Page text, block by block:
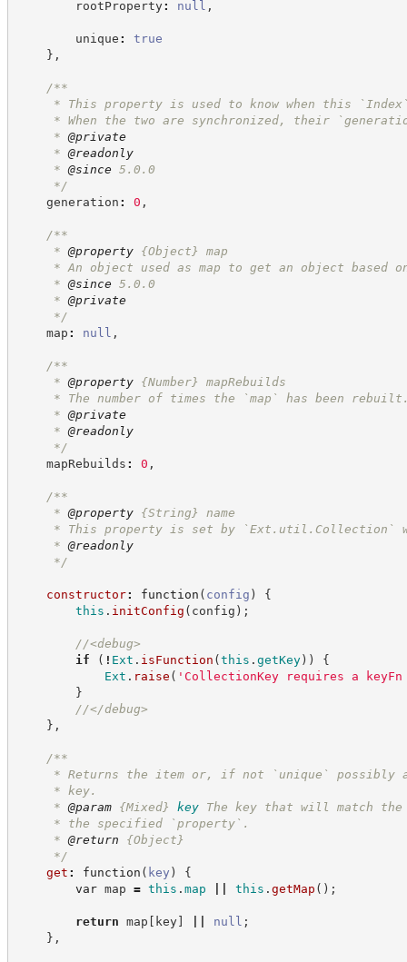
rootProperty: null ,
unique :
true
} ,
/**
* This property is used to know when this
* When the two are synchronized, their
* @private
* @readonly
* @since 5.0.0
*/
generation : 0 ,
/**
* @property {Object}
map
* An object used as map to get an object based
* @since 5.0.0
* @private
*/
map : null ,
/**
* @property {Number}
mapRebuilds
* The number of times the `map` has been
* @private
* @readonly
*/
mapRebuilds : 0 ,
/**
* @property {String}
name
* This property is set by `Ext.util.Collection`
* @readonly
*/
constructor: function ( config )
{
this . initConfig ( config ) ;
//<debug>
if
( ! Ext . isFunction (this . getKey) )
{
Ext . raise ( ' CollectionKey requires a
}
//</debug>
} ,
/**
* Returns the item or, if not `unique` possibly
* key.
* @param {Mixed} key
The key that will match
* the specified `property`.
* @return
{Object}
*/
get : function ( key )
{
var map = this . map this . getMap ( ) ;
return map [ key] null ;
} ,